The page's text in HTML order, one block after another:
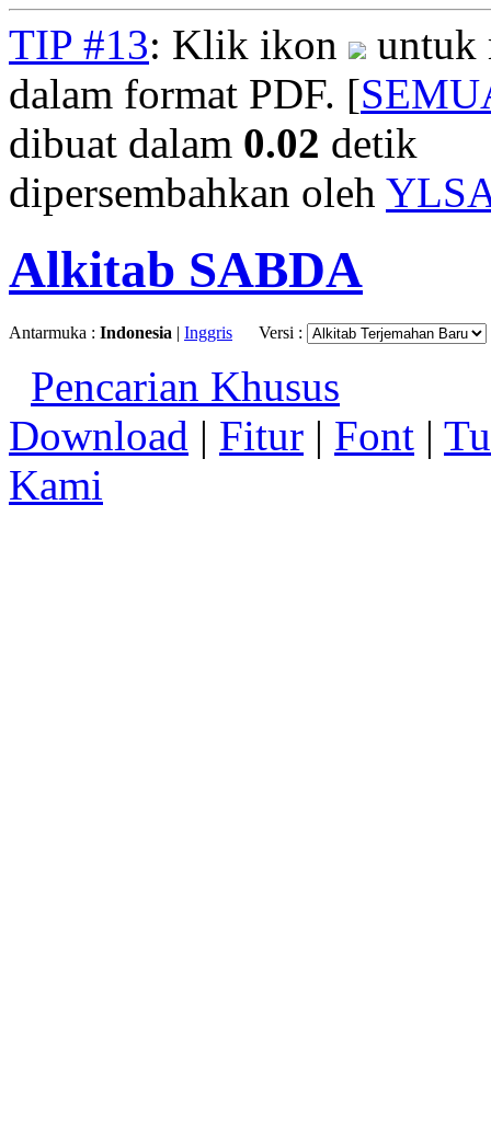
TIP #13: Klik ikon
untuk
dalam format PDF. [
dibuat dalam 0.02 detik
dipersembahkan oleh
Alkitab SABDA
Antarmuka : Indonesia | Inggris Versi :
Pencarian Khusus
Download | Fitur | Font |
Kami